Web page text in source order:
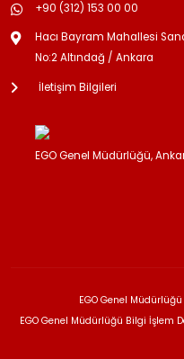
+90 (312) 153 00 00
Hacı Bayram Mahallesi
No:2 Altındağ / Ankara
İletişim Bilgileri
EGO Genel Müdürlüğü,
EGO Genel
EGO Genel Müdürlüğü Bilgi İşlem